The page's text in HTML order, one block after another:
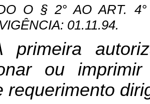
O § 2° AO ART.
01.11.94.
ou
requerimento